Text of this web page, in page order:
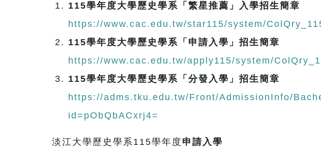
115學年度大學歷史學系「繁星推薦」入學招生簡章
https://www.cac.edu.tw/star115/system/
115學年度大學歷史學系「申請入學」招生簡章
https://www.cac.edu.tw/apply115/system/
115學年度大學歷史學系「分發入學」招生簡章
https://adms.tku.edu.tw/Front/AdmissionInfo/
id=pObQbACxrj4=
淡江大學歷史學系115學年度 申請入學